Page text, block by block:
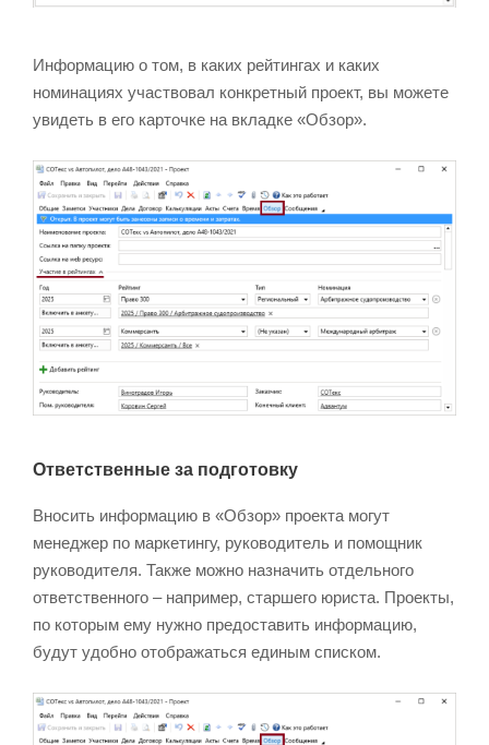
Информацию о том, в каких рейтингах и каких
номинациях участвовал конкретный проект, вы можете
увидеть в его карточке на вкладке «Обзор».
Ответственные за подготовку
Вносить информацию в «Обзор» проекта могут
менеджер по маркетингу, руководитель и помощник
руководителя. Также можно назначить отдельного
ответственного – например, старшего юриста. Проекты,
по которым ему нужно предоставить информацию,
будут удобно отображаться единым списком.